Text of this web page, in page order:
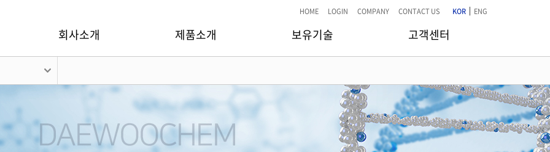
HOME LOGIN COMPANY CONTACT US KOR | ENG
회사소개 제품소개 보유기술 고객센터